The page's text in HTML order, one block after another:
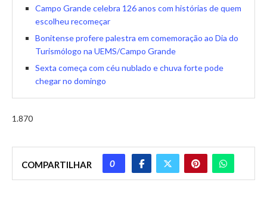
Campo Grande celebra 126 anos com histórias de quem
escolheu recomeçar
Bonitense profere palestra em comemoração ao Dia do
Turismólogo na UEMS/Campo Grande
Sexta começa com céu nublado e chuva forte pode
chegar no domingo
1.870
COMPARTILHAR 0